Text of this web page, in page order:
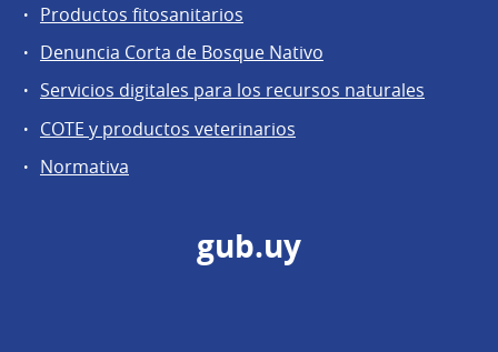
Productos fitosanitarios
Denuncia Corta de Bosque Nativo
Servicios digitales para los recursos naturales
COTE y productos veterinarios
Normativa
gub.uy